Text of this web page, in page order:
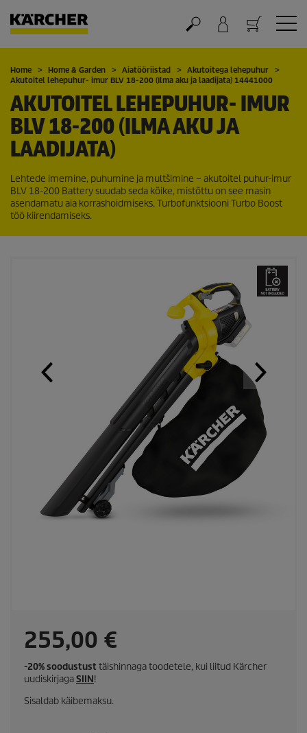
Ostukorv
Home Home & Garden Aiatööriistad
Akutoitega lehepuhur
Akutoitel lehepuhur- imur BLV 18-200 (Ilma aku ja laadijata) 14441000
AKUTOITEL LEHEPUHUR- IMUR
BLV 18-200 (ILMA AKU JA
LAADIJATA)
Lehtede imemine, puhumine ja multšimine – akutoitel puhur-imur
BLV 18-200 Battery suudab seda kõike, mistõttu on see masin
asendamatu aia korrashoidmiseks. Turbofunktsiooni Turbo Boost
töö kiirendamiseks.
C
u
r
255,00 €
-20% soodustust täishinnaga toodetele, kui liitud Kärcher
uudiskirjagaSIIN!
Sisaldab käibemaksu.